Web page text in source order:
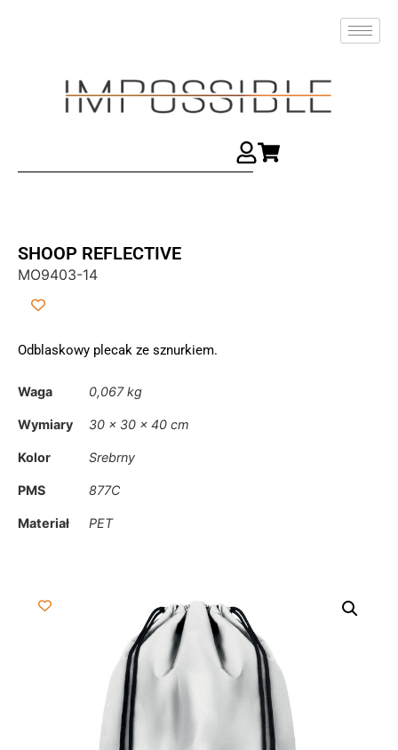
SHOOP REFLECTIVE
MO9403-14
Odblaskowy plecak ze sznurkiem.
Waga 0,067 kg
Wymiary 30 × 30 × 40 cm
Kolor Srebrny
PMS 877C
Materiał PET